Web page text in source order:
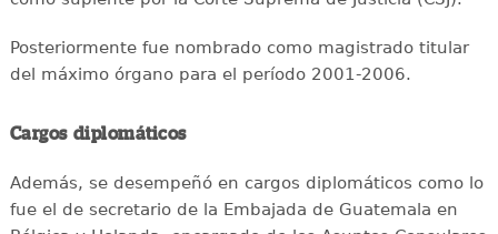
Posteriormente fue nombrado como magistrado titular
del máximo órgano para el período 2001-2006.
Cargos diplomáticos
Además, se desempeñó en cargos diplomáticos como lo
fue el de secretario de la Embajada de Guatemala en